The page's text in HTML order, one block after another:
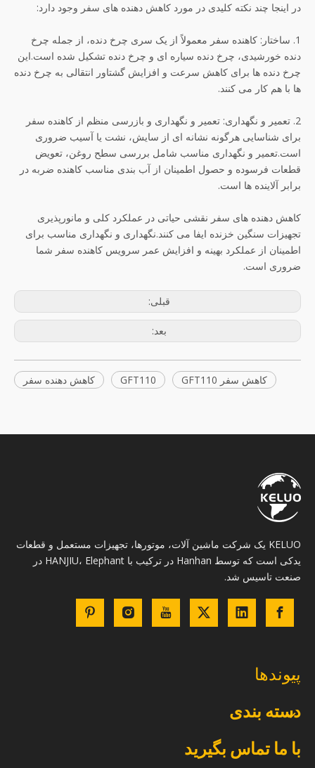
در اینجا چند نکته کلیدی در مورد کاهش دهنده های سفر وجود دارد:
1. ساختار: کاهنده سفر معمولاً از یک سری چرخ دنده، از جمله چرخ
دنده خورشیدی، چرخ دنده سیاره ای و چرخ دنده تشکیل شده است.این
چرخ دنده ها برای کاهش سرعت و افزایش گشتاور انتقالی به چرخ دنده
ها با هم کار می کنند.
2. تعمیر و نگهداری: تعمیر و نگهداری و بازرسی منظم از کاهنده سفر
برای شناسایی هرگونه نشانه ای از سایش، نشت یا آسیب ضروری
است.تعمیر و نگهداری مناسب شامل بررسی سطح روغن، تعویض
قطعات فرسوده و حصول اطمینان از آب بندی مناسب کاهنده ضربه در
برابر آلاینده ها است.
کاهش دهنده های سفر نقشی حیاتی در عملکرد کلی و مانورپذیری
تجهیزات سنگین خزنده ایفا می کنند.نگهداری و نگهداری مناسب برای
اطمینان از عملکرد بهینه و افزایش عمر سرویس کاهنده سفر شما
ضروری است.
قبلی:
بعد:
کاهش دهنده سفر GFT110 کاهش سفر GFT110
KELUO یک شرکت ماشین آلات، موتورها، تجهیزات مستعمل و قطعات
یدکی است که توسط Hanhan در ترکیب با HANJIU، Elephant در
صنعت تاسیس شد.
پیوندها
دسته بندی
با ما تماس بگیرید